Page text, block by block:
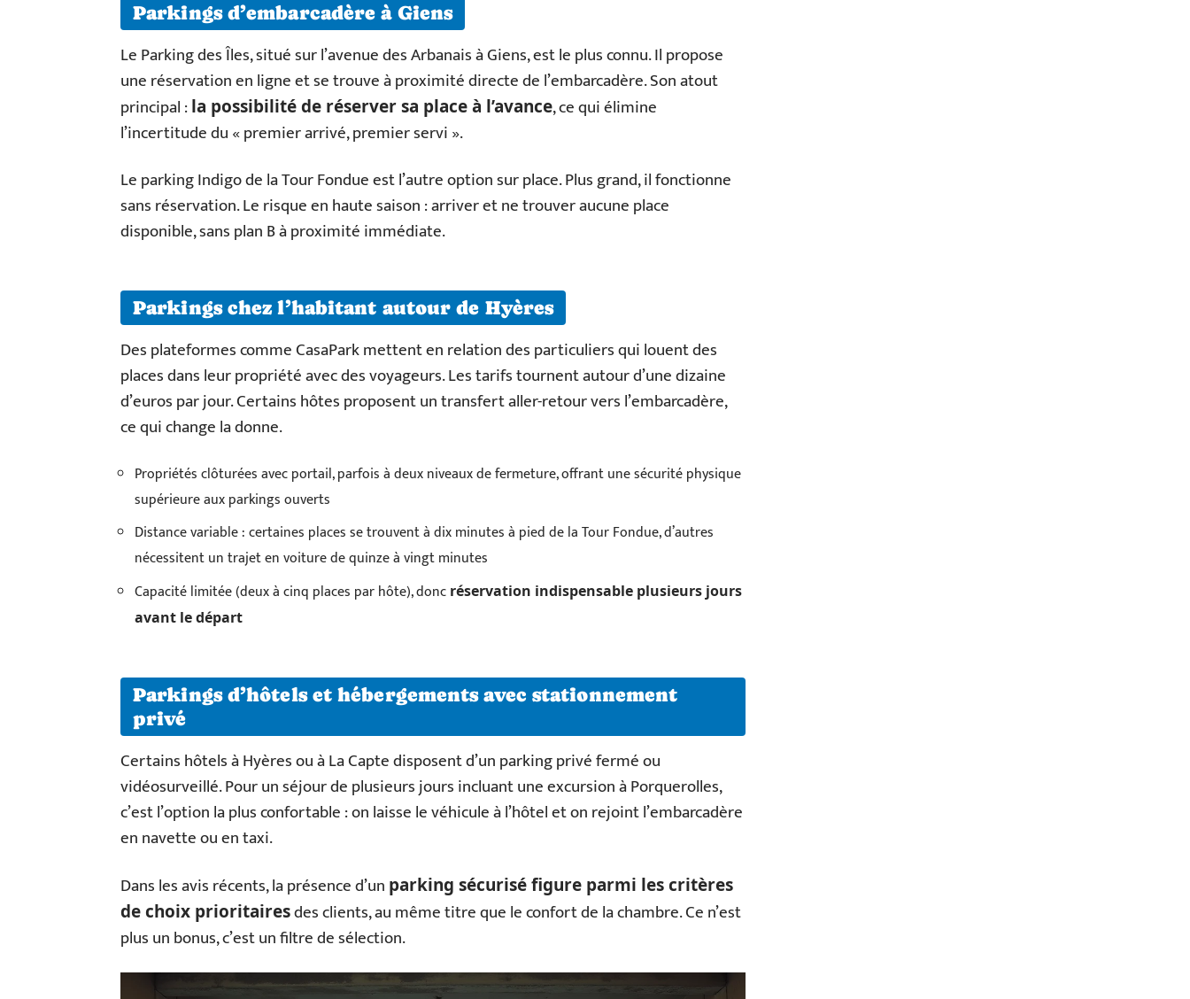
Parkings d’embarcadère à Giens
Le Parking des Îles, situé sur l’avenue des Arbanais à Giens, est le plus connu. Il propose
une réservation en ligne et se trouve à proximité directe de l’embarcadère. Son atout
principal :la possibilité de réserver sa place à l’avance, ce qui élimine
l’incertitude du « premier arrivé, premier servi ».
Le parking Indigo de la Tour Fondue est l’autre option sur place. Plus grand, il fonctionne
sans réservation. Le risque en haute saison : arriver et ne trouver aucune place
disponible, sans plan B à proximité immédiate.
Parkings chez l’habitant autour de Hyères
Des plateformes comme CasaPark mettent en relation des particuliers qui louent des
places dans leur propriété avec des voyageurs. Les tarifs tournent autour d’une dizaine
d’euros par jour. Certains hôtes proposent un transfert aller-retour vers l’embarcadère,
ce qui change la donne.
Propriétés clôturées avec portail, parfois à deux niveaux de fermeture, offrant une sécurité physique
supérieure aux parkings ouverts
Distance variable : certaines places se trouvent à dix minutes à pied de la Tour Fondue, d’autres
nécessitent un trajet en voiture de quinze à vingt minutes
Capacité limitée (deux à cinq places par hôte), donc réservation indispensable plusieurs jours
avant le départ
Parkings d’hôtels et hébergements avec stationnement
privé
Certains hôtels à Hyères ou à La Capte disposent d’un parking privé fermé ou
vidéosurveillé. Pour un séjour de plusieurs jours incluant une excursion à Porquerolles,
c’est l’option la plus confortable : on laisse le véhicule à l’hôtel et on rejoint l’embarcadère
en navette ou en taxi.
Dans les avis récents, la présence d’un parking sécurisé figure parmi les critères
de choix prioritairesdes clients, au même titre que le confort de la chambre. Ce n’est
plus un bonus, c’est un filtre de sélection.